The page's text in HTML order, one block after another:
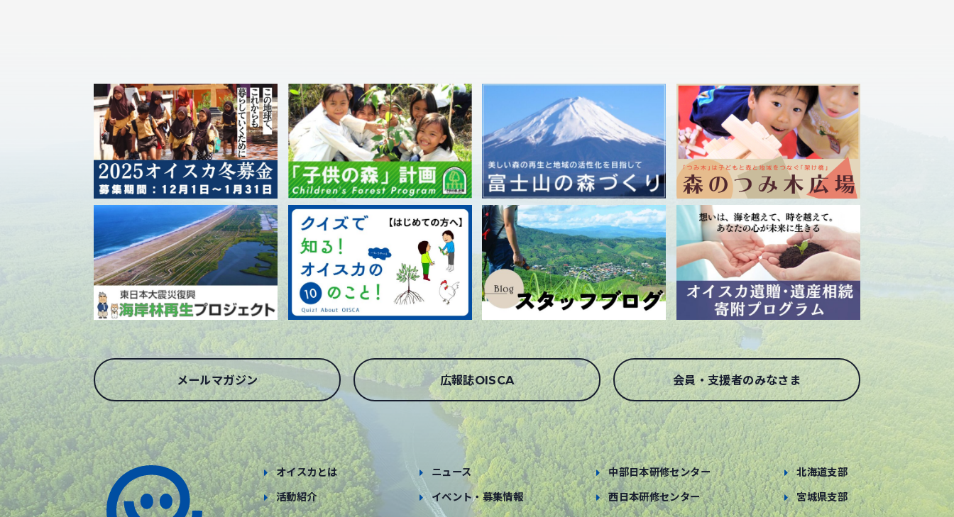
メールマガジン 広報誌OISCA 会員・支援者のみなさま
オイスカとは
活動紹介
ニュース
イベント・募集情報
中部日本研修センター
西日本研修センター
北海道支部
宮城県支部